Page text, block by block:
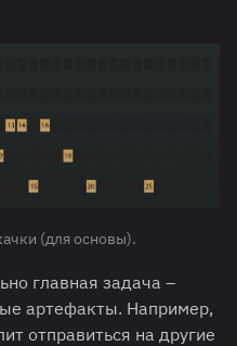
(для основы).
главная задача –
артефакты. Например,
отправиться на другие